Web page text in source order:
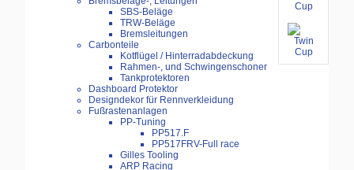
SBS-Beläge
TRW-Beläge
Bremsleitungen
Carbonteile
Kotflügel / Hinterradabdeckung
Rahmen-, und Schwingenschoner
Tankprotektoren
Dashboard Protektor
Designdekor für Rennverkleidung
Fußrastenanlagen
PP-Tuning
PP517.F
PP517FRV-Full race
Gilles Tooling
ARP Racing